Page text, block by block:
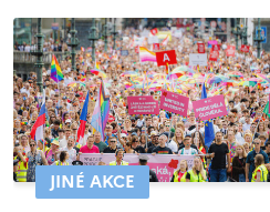
JINÉ AKCE